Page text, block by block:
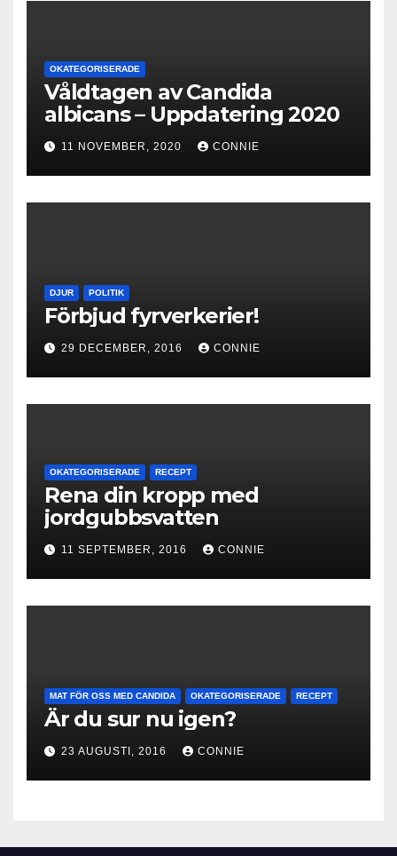
OKATEGORISERADE
Våldtagen av Candida
albicans – Uppdatering 2020
11 NOVEMBER, 2020 CONNIE
DJUR POLITIK
Förbjud fyrverkerier!
29 DECEMBER, 2016 CONNIE
OKATEGORISERADE RECEPT
Rena din kropp med
jordgubbsvatten
11 SEPTEMBER, 2016 CONNIE
MAT FÖR OSS MED CANDIDA OKATEGORISERADE RECEPT
Är du sur nu igen?
23 AUGUSTI, 2016 CONNIE